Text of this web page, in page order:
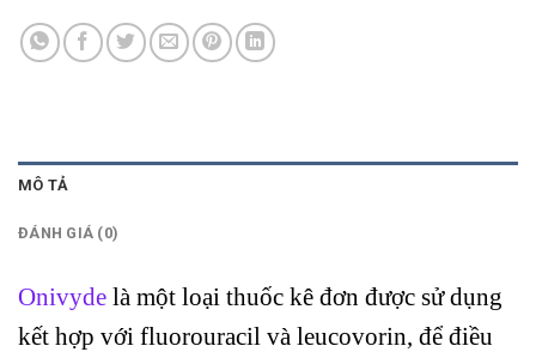
MÔ TẢ
ĐÁNH GIÁ (0)
Onivyde là một loại thuốc kê đơn được sử dụng
kết hợp với fluorouracil và leucovorin, để điều